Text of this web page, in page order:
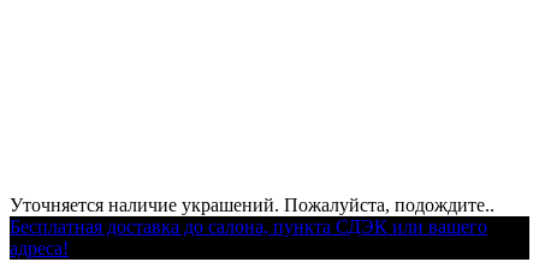
Уточняется наличие украшений. Пожалуйста, подождите..
Бесплатная доставка до салона, пункта СДЭК или вашего
адреса!